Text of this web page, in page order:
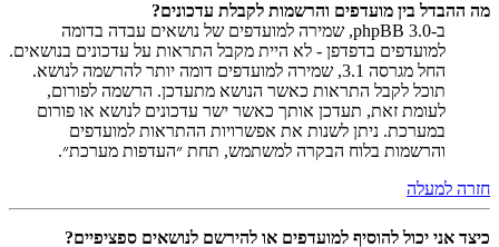
מה ההבדל בין מועדפים והרשמות לקבלת עדכונים?
ב-phpBB 3.0, שמירה למועדפים של נושאים עבדה בדומה
למועדפים בדפדפן - לא היית מקבל התראות על עדכונים בנושאים.
החל מגרסה 3.1, שמירה למועדפים דומה יותר להרשמה לנושא.
תוכל לקבל התראות כאשר הנושא מתעדכן. הרשמה לפורום,
לעומת זאת, תעדכן אותך כאשר ישר עדכונים לנושא או פורום
במערכת. ניתן לשנות את אפשרויות ההתראות למועדפים
והרשמות בלוח הבקרה למשתמש, תחת ״העדפות מערכת״.
חזרה למעלה
כיצד אני יכול להוסיף למועדפים או להירשם לנושאים ספציפיים?